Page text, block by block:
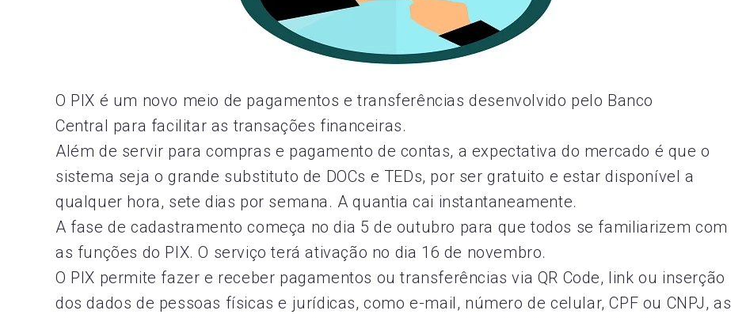
O PIX é um novo meio de pagamentos e transferências desenvolvido pelo Banco
Central para facilitar as transações financeiras.
Além de servir para compras e pagamento de contas, a expectativa do mercado é que o
sistema seja o grande substituto de DOCs e TEDs, por ser gratuito e estar disponível a
qualquer hora, sete dias por semana. A quantia cai instantaneamente.
A fase de cadastramento começa no dia 5 de outubro para que todos se familiarizem com
as funções do PIX. O serviço terá ativação no dia 16 de novembro.
O PIX permite fazer e receber pagamentos ou transferências via QR Code, link ou inserção
dos dados de pessoas físicas e jurídicas, como e-mail, número de celular, CPF ou CNPJ, as